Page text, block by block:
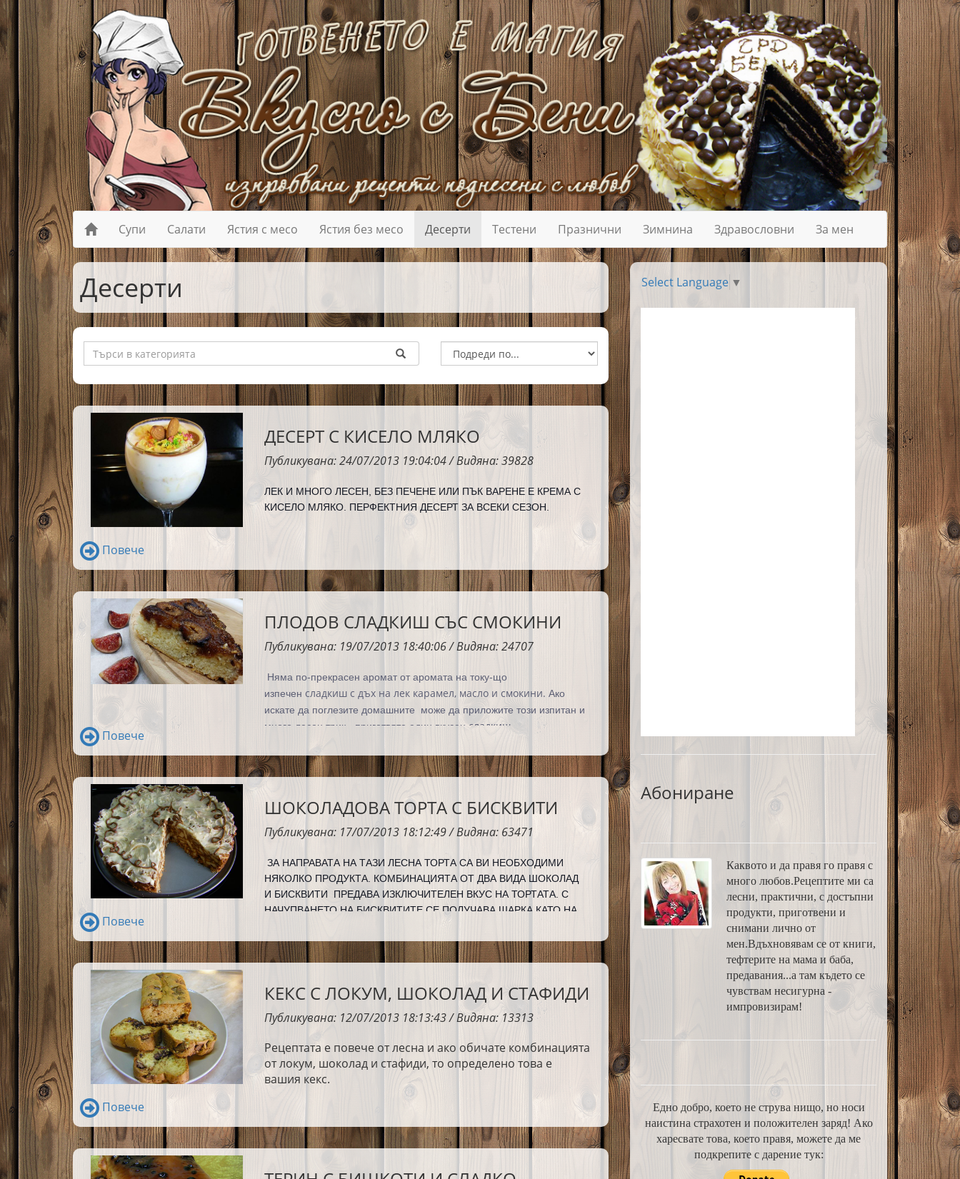
Супи Салати Ястия с месо Ястия без месо Десерти Тестени Празнични Зимнина Здравословни За мен
Десерти
ДЕСЕРТ С КИСЕЛО МЛЯКО
Публикувана: 24/07/2013 19:04:04 / Видяна: 39828
ЛЕК И МНОГО ЛЕСЕН, БЕЗ ПЕЧЕНЕ ИЛИ ПЪК ВАРЕНЕ Е КРЕМА С
КИСЕЛО МЛЯКО. ПЕРФЕКТНИЯ ДЕСЕРТ ЗА ВСЕКИ СЕЗОН.
Повече
ПЛОДОВ СЛАДКИШ СЪС СМОКИНИ
Публикувана: 19/07/2013 18:40:06 / Видяна: 24707
Няма по-прекрасен аромат от аромата на току-що
изпечен сладкиш с дъх на лек карамел, масло и смокини.Ако
искате да поглезите домашните може да приложите този изпитан и
много лесен трик - приготвяте един вкусенсладкиш.
Повече
ШОКОЛАДОВА ТОРТА С БИСКВИТИ
Публикувана: 17/07/2013 18:12:49 / Видяна: 63471
ЗА НАПРАВАТА НА ТАЗИ ЛЕСНА ТОРТА СА ВИ НЕОБХОДИМИ
НЯКОЛКО ПРОДУКТА. КОМБИНАЦИЯТА ОТ ДВА ВИДА ШОКОЛАД
И БИСКВИТИ
ПРЕДАВА ИЗКЛЮЧИТЕЛЕН ВКУС НА ТОРТАТА. С
НАЧУПВАНЕТО НА БИСКВИТИТЕ СЕ ПОЛУЧАВА ШАРКА КАТО НА
МОЗАЙКА , КОЯТО СЕ ЗАБЕЛЯЗВА ПРИ СЕРВИРАНЕ И ИЗГЛЕЖДА
ЕЛЕГАНТНО И МНОГО ОРИГИНАЛНО.
Повече
КЕКС С ЛОКУМ, ШОКОЛАД И СТАФИДИ
Публикувана: 12/07/2013 18:13:43 / Видяна: 13313
Рецептата е повече от лесна и ако обичате комбинацията
от локум, шоколад и стафиди, то определено това е
вашия кекс.
Повече
Select Language ▼
Абониране
Каквото и да правя го правя с
много любов.Рецептите ми са
лесни, практични, с достъпни
продукти, приготвени и
снимани лично от
мен.Вдъхновявам се от книги,
тефтерите на мама и баба,
предавания...а там където се
чувствам несигурна -
импровизирам!
Едно добро, което не струва нищо, но носи
наистина страхотен и положителен заряд! Ако
харесвате това, което правя, можете да ме
подкрепите с дарение тук: